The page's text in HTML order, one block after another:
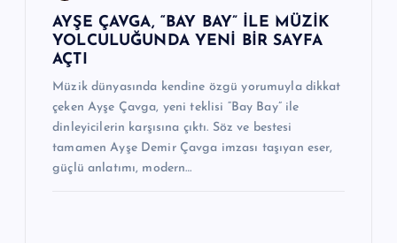
AYŞE ÇAVGA, “BAY BAY” İLE MÜZİK
YOLCULUĞUNDA YENİ BİR SAYFA
AÇTI
Müzik dünyasında kendine özgü yorumuyla dikkat
çeken Ayşe Çavga, yeni teklisi “Bay Bay” ile
dinleyicilerin karşısına çıktı. Söz ve bestesi
tamamen Ayşe Demir Çavga imzası taşıyan eser,
güçlü anlatımı, modern…